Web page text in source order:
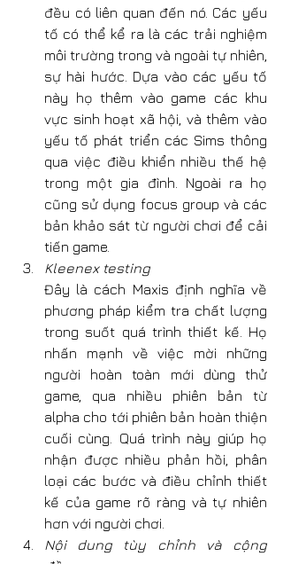
đều có liên quan đến nó. Các yếu
tố có thể kể ra là các trải nghiệm
môi trường trong và ngoài tự nhiên,
sự hài hước. Dựa vào các yếu tố
này họ thêm vào game các khu
vực sinh hoạt xã hội, và thêm vào
yếu tố phát triển các Sims thông
qua việc điều khiển nhiều thế hệ
trong một gia đình. Ngoài ra họ
cũng sử dụng focus group và các
bản khảo sát từ người chơi để cải
tiến game.
Kleenex testing
Đây là cách Maxis định nghĩa về
phương pháp kiểm tra chất lượng
trong suốt quá trình thiết kế. Họ
nhấn mạnh về việc mời những
người hoàn toàn mới dùng thử
game, qua nhiều phiên bản từ
alpha cho tới phiên bản hoàn thiện
cuối cùng. Quá trình này giúp họ
nhận được nhiều phản hồi, phân
loại các bước và điều chỉnh thiết
kế của game rõ ràng và tự nhiên
hơn với người chơi.
Nội dung tùy chỉnh và cộng